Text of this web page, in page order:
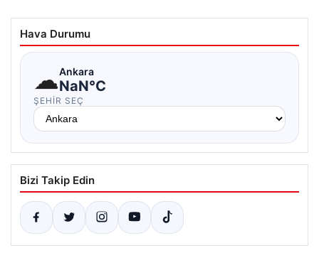
Hava Durumu
☁Ankara
NaN°C
ŞEHIR SEÇ
Bizi Takip Edin